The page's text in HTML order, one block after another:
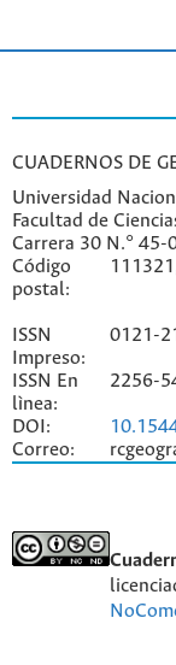
CUADERNOS DE
Universidad
Facultad de
Carrera 30 N.° 45-
Código
postal:
ISSN
Impreso:
0121-
ISSN En
lìnea:
2256-
DOI:
Correo: